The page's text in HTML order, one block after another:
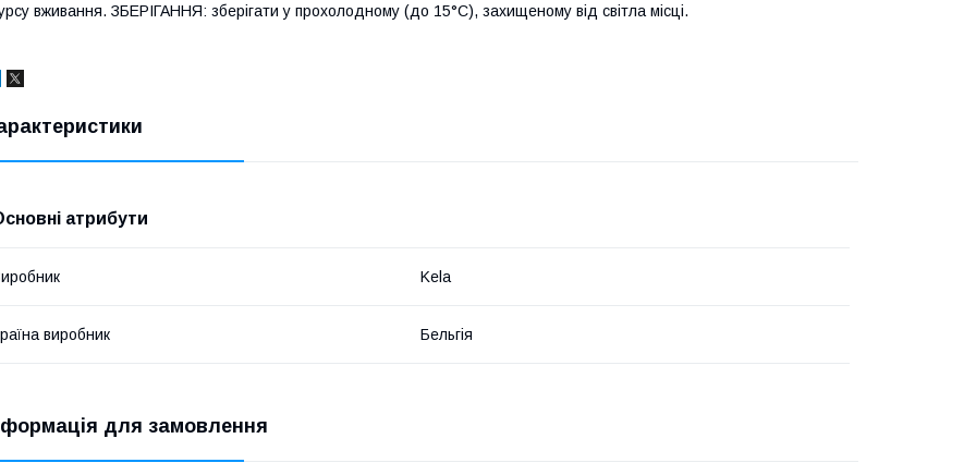
вживання. ЗБЕРІГАННЯ: зберігати у прохолодному (до 15°C), захищеному від світла місці.
атрибути
Kela
виробник Бельгія
для замовлення